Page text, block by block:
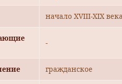
начало XVIII-XIX
-
гражданское